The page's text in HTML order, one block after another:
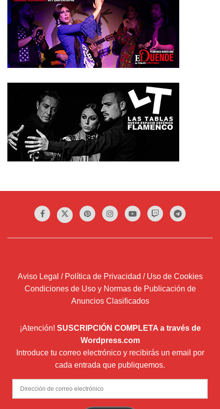
Aviso Legal / Política de Privacidad / Uso de Cookies
Condiciones de Uso y Normas de Publicación de
Anuncios Clasificados
¡Atención! SUSCRIPCIÓN COMPLETA a través de
Wordpress.com
Introduce tu correo electrónico y recibirás un email por
cada entrada que publiquemos.
Dirección
de